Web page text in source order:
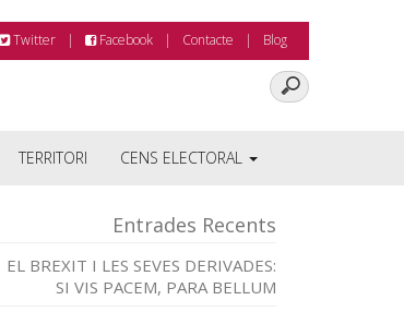
Twitter Facebook Contacte Blog
TERRITORI CENS ELECTORAL
Entrades Recents
EL BREXIT I LES SEVES DERIVADES:
SI VIS PACEM, PARA BELLUM